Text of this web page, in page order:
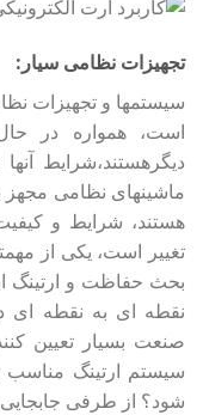
تجهیزات نظامی سیار:
سیستمها و تجهیزات
است، همواره در
دیگرهستند،شرایط
ماشینهای نظامی مجهز
هستند، شرایط و
تغییر است، یکی از
بحث حفاظت و ارتینگ
نقطه ای به نقطه ای
صنعت بسیار تعیین
سیستم ارتینگ مناسب
شود؟ از طرفی